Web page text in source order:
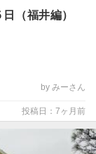
（福井編）
by みーさん
投稿日：7ヶ月前